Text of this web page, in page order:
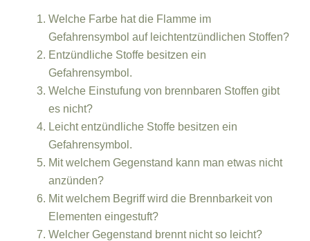
Welche Farbe hat die Flamme im
Gefahrensymbol auf leichtentzündlichen Stoffen?
Entzündliche Stoffe besitzen ein
Gefahrensymbol.
Welche Einstufung von brennbaren Stoffen gibt
es nicht?
Leicht entzündliche Stoffe besitzen ein
Gefahrensymbol.
Mit welchem Gegenstand kann man etwas nicht
anzünden?
Mit welchem Begriff wird die Brennbarkeit von
Elementen eingestuft?
Welcher Gegenstand brennt nicht so leicht?